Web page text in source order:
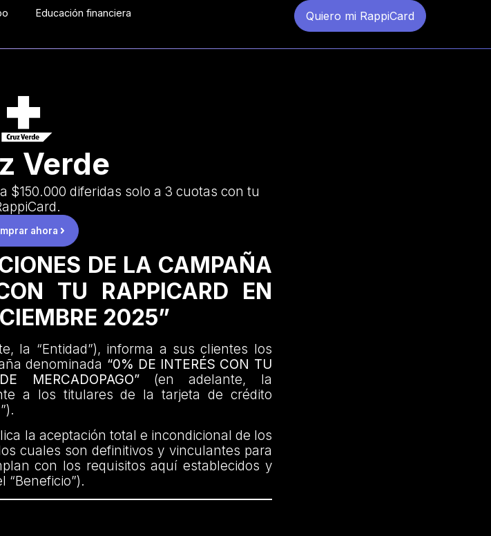
Educación financiera Quiero mi RappiCard
Verde
$150.000 diferidas solo a 3 cuotas con tu
ahora
DE LA CAMPAÑA
TU RAPPICARD EN
2025”
la “Entidad”), informa a sus clientes los
denominada “0% DE INTERÉS CON TU
MERCADOPAGO”(en adelante, la
a los titulares de la tarjeta de crédito
la aceptación total e incondicional de los
cuales son definitivos y vinculantes para
con los requisitos aquí establecidos y
“Beneficio”).